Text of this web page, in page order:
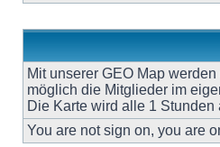
Mit unserer GEO Map
möglich die Mitglieder im
Die Karte wird alle 1 Stunden
You are not sign on, you are